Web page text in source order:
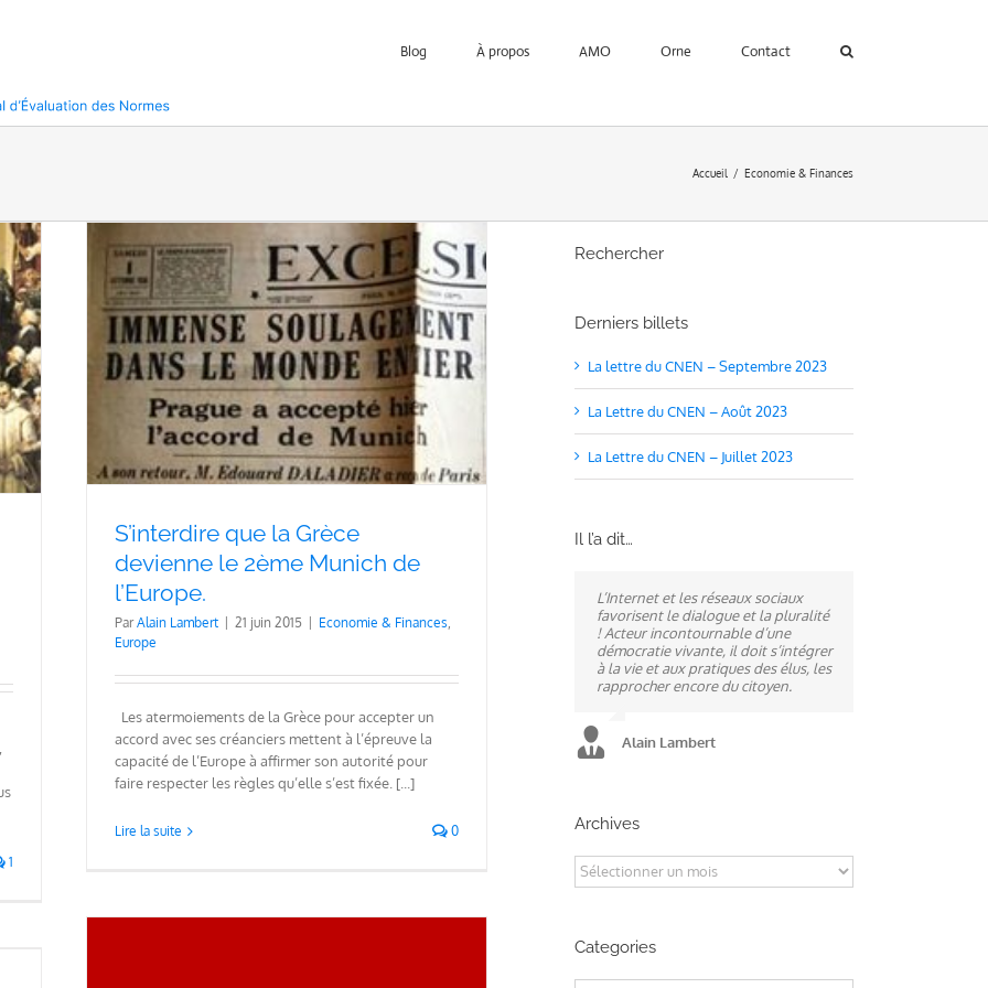
Blog À propos AMO Orne Contact
Accueil Economie & Finances
1
S’interdire que la Grèce
devienne le 2ème Munich de
l’Europe.
ParAlain Lambert 21 juin 2015 Economie & Finances,
Europe
Les atermoiements de la Grèce pour accepter un
accord avec ses créanciers mettent à l’épreuve la
capacité de l’Europe à affirmer son autorité pour
faire respecter les règles qu’elle s’est fixée. [...]
Lire la suite 0
Rechercher
Derniers billets
La lettre du CNEN – Septembre 2023
La Lettre du CNEN – Août 2023
La Lettre du CNEN – Juillet 2023
Il l’a dit…
L’Internet et les réseaux sociaux
favorisent le dialogue et la pluralité
! Acteur incontournable d’une
démocratie vivante, il doit s’intégrer
à la vie et aux pratiques des élus, les
rapprocher encore du citoyen.
Alain Lambert
Ne pas subir, mais construire son
destin, telle est la philosophie qui
n’a cessé de mobiliser la ville
d’Alençon, son agglomération et
ses élus.
A mes yeux, la politique est
synonyme de service : un sénateur
doit être au service des élus et des
communes comme un maire sait si
bien l’être au service des habitants.
Archives
Archives
Categories